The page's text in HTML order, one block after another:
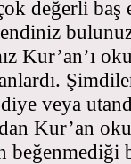
değerli
Kur’an’ı
veya
Kur’an